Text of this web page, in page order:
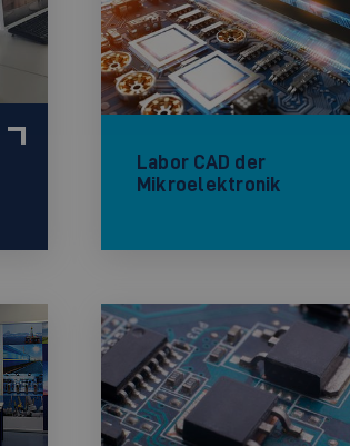
Labor CAD der
Mikroelektronik